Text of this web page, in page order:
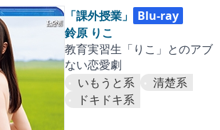
「課外授業」
Blu-ray
鈴原 りこ
教育実習生「りこ」とのアブ
ない恋愛劇
いもうと系
清楚系
ドキドキ系